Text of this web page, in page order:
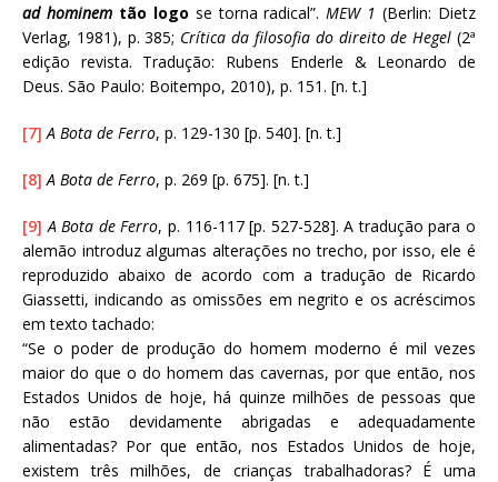
ad hominem tão logo se torna radical”.MEW 1 (Berlin: Dietz
Verlag, 1981), p. 385; Crítica da filosofia do direito de Hegel(2ª
edição revista. Tradução: Rubens Enderle & Leonardo de
Deus. São Paulo: Boitempo, 2010), p. 151. [n. t.]
[7] A Bota de Ferro, p. 129-130 [p. 540]. [n. t.]
[8] A Bota de Ferro, p. 269 [p. 675]. [n. t.]
[9] A Bota de Ferro, p. 116-117 [p. 527-528]. A tradução para o
alemão introduz algumas alterações no trecho, por isso, ele é
reproduzido abaixo de acordo com a tradução de Ricardo
Giassetti, indicando as omissões em negrito e os acréscimos
em texto tachado:
“Se o poder de produção do homem moderno é mil vezes
maior do que o do homem das cavernas, por que então, nos
Estados Unidos de hoje, há quinze milhões de pessoas que
não estão devidamente abrigadas e adequadamente
alimentadas? Por que então, nos Estados Unidos de hoje,
existem três milhões, de crianças trabalhadoras? É uma